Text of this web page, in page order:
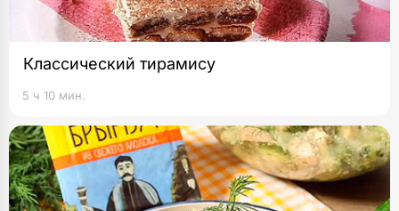
Классический тирамису
5 ч 10 мин.